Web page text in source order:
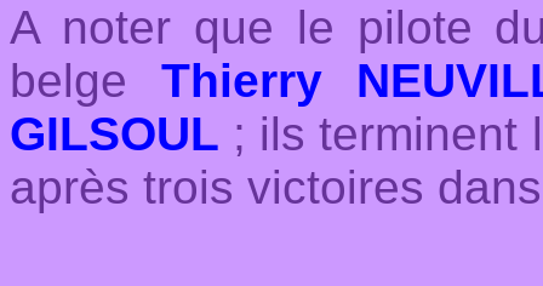
A noter que le pilote
belgeThierry
GILSOUL ; ils terminent
après trois victoires